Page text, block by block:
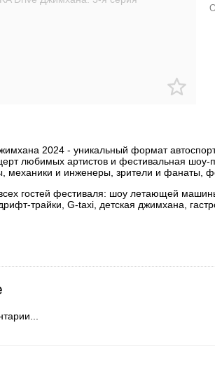
2024 - уникальный формат
любимых артистов и фестивальная
механики и инженеры, зрители и фанаты,
гостей фестиваля: шоу летающей
трайки, G-taxi, детская джимхана,